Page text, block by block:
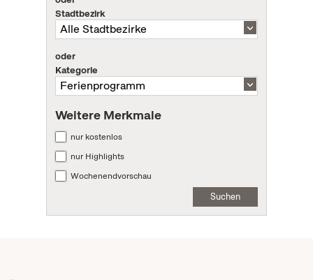
Stadtbezirk
oder
Kategorie
Weitere Merkmale
nur kostenlos
nur Highlights
Wochenendvorschau
Suchen